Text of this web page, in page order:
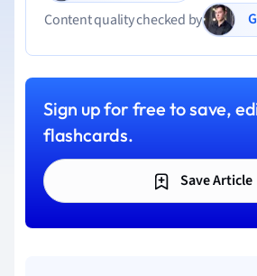
Content quality checked by
Sign up for free to save,
flashcards.
Save Article